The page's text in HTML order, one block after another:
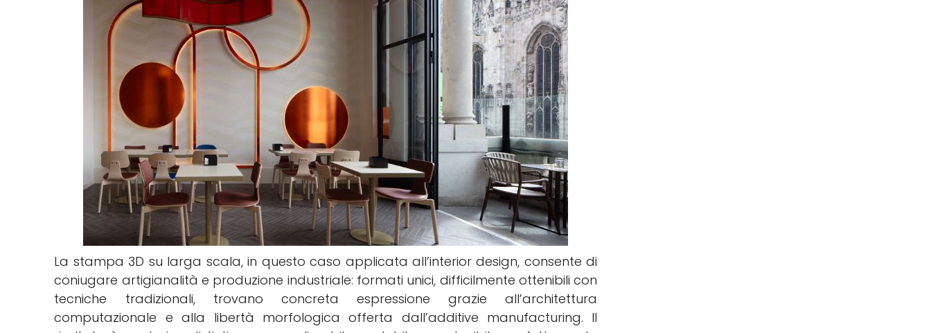
La stampa 3D su larga scala, in questo caso applicata all’interior design, consente di
coniugare artigianalità e produzione industriale: formati unici, difficilmente ottenibili con
tecniche tradizionali, trovano concreta espressione grazie all’architettura
computazionale e alla libertà morfologica offerta dall’additive manufacturing. Il